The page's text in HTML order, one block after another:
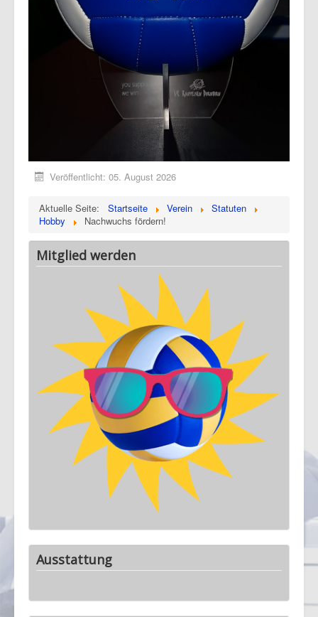
Veröffentlicht: 05. August 2026
Aktuelle Seite: Startseite Verein
Statuten
Hobby
Nachwuchs fördern!
Mitglied werden
Ausstattung